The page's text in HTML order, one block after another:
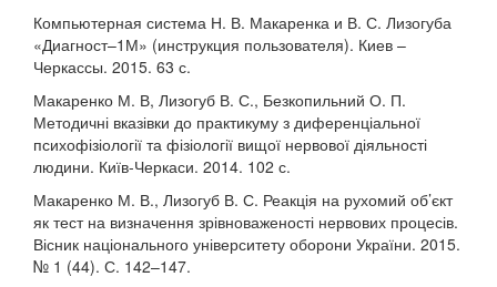
Компьютерная система Н. В. Макаренка и В. С. Лизогуба
«Диагност–1М» (инструкция пользователя). Киев –
Черкассы. 2015. 63 с.
Макаренко М. В, Лизогуб В. С., Безкопильний О. П.
Методичні вказівки до практикуму з диференціальної
психофізіології та фізіології вищої нервової діяльності
людини. Київ-Черкаси. 2014. 102 с.
Макаренко М. В., Лизогуб В. С. Реакція на рухомий об’єкт
як тест на визначення зрівноваженості нервових процесів.
Вісник національного університету оборони України. 2015.
№ 1 (44). С. 142–147.